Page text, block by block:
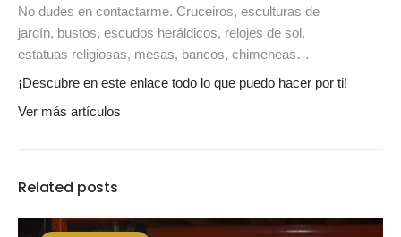
No dudes en contactarme. Cruceiros, esculturas de
jardín, bustos, escudos heráldicos, relojes de sol,
estatuas religiosas, mesas, bancos, chimeneas…
¡Descubre en este enlace todo lo que puedo hacer por ti!
Ver más artículos
Related posts